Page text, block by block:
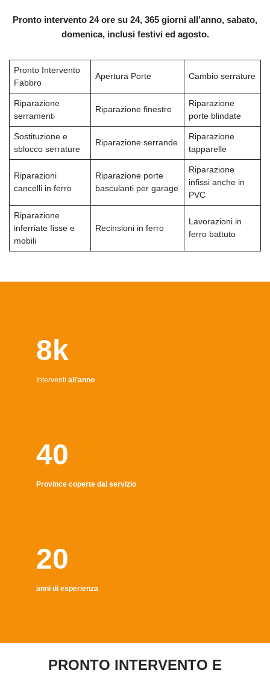
Pronto intervento 24 ore su 24, 365 giorni all’anno, sabato,
domenica, inclusi festivi ed agosto.
Pronto Intervento
Fabbro
Apertura Porte Cambio serrature
Riparazione
serramenti
Riparazione finestre
Riparazione
porte blindate
Sostituzione e
sblocco serrature
Riparazione serrande
Riparazione
tapparelle
Riparazioni
cancelli in ferro
Riparazione porte
basculanti per garage
Riparazione
infissi anche in
PVC
Riparazione
inferriate fisse e
mobili
Recinsioni in ferro
Lavorazioni in
ferro battuto
8k
Interventi all’anno
40
Province coperte dal servizio
20
anni di esperienza
PRONTO INTERVENTO E